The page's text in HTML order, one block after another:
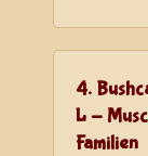
4.
L -
Familien